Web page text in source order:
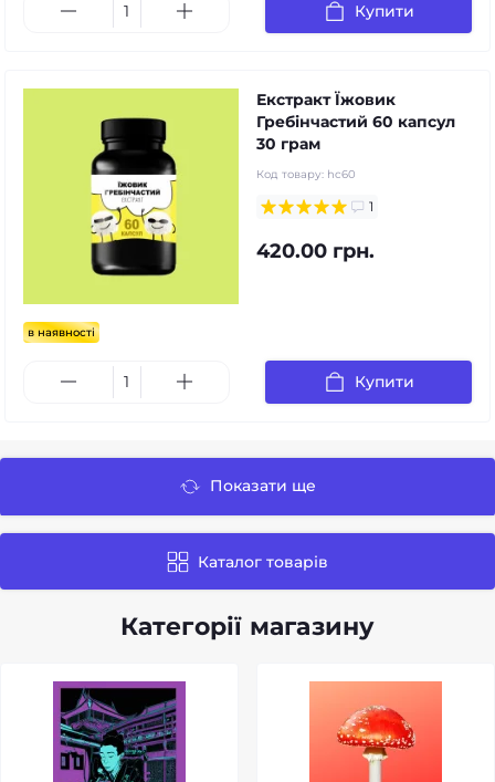
Купити
в наявності
Екстракт Їжовик
Гребінчастий 60 капсул
30 грам
Код товару: hc60
1
420.00 грн.
Купити
Показати ще
Каталог товарів
Категорії магазину